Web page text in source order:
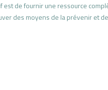
de fournir une ressource
des moyens de la prévenir et